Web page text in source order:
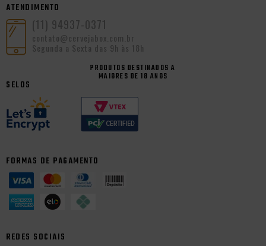
ATENDIMENTO
(11) 94937-0371
contato@cervejabox.com.br
Segunda a Sexta das 9h às 18h
PRODUTOS DESTINADOS A
MAIORES DE 18 ANOS
SELOS
FORMAS DE PAGAMENTO
REDES SOCIAIS